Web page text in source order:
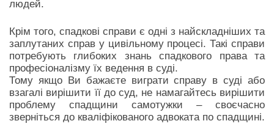
людей.
Крім того, спадкові справи є одні з найскладніших та
заплутаних справ у цивільному процесі. Такі справи
потребують глибоких знань спадкового права та
професіоналізму їх ведення в суді.
Тому якщо Ви бажаєте виграти справу в суді або
взагалі вирішити її до суд, не намагайтесь вирішити
проблему спадщини самотужки – своєчасно
зверніться до кваліфікованого адвоката по спадщині.